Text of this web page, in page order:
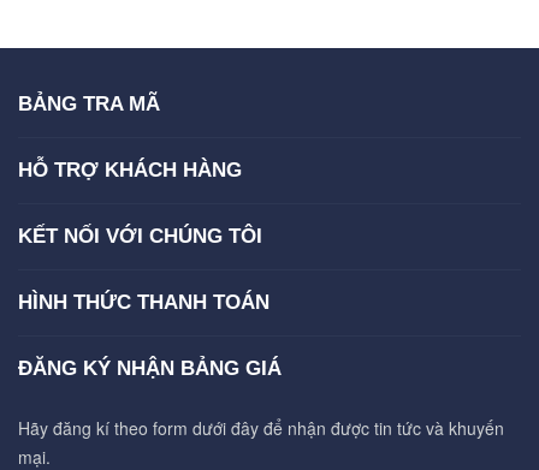
BẢNG TRA MÃ
HỖ TRỢ KHÁCH HÀNG
KẾT NỐI VỚI CHÚNG TÔI
HÌNH THỨC THANH TOÁN
ĐĂNG KÝ NHẬN BẢNG GIÁ
Hãy đăng kí theo form dưới đây để nhận được tin tức và khuyến
mại.